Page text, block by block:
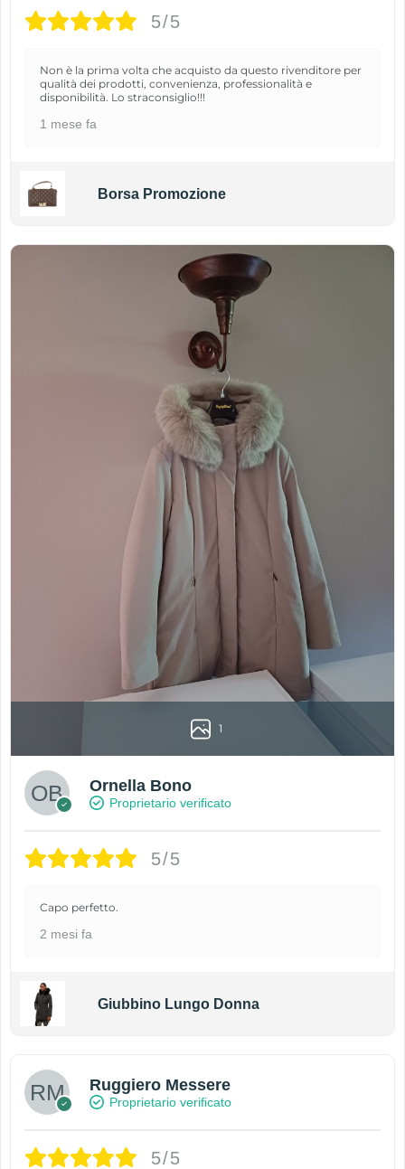
5/5
Non è la prima volta che acquisto da questo rivenditore per
qualità dei prodotti, convenienza, professionalità e
disponibilità. Lo straconsiglio!!!
1 mese fa
Borsa Promozione
1
Ornella Bono
Proprietario verificato
5/5
Capo perfetto.
2 mesi fa
Giubbino Lungo Donna
Ruggiero Messere
Proprietario verificato
5/5